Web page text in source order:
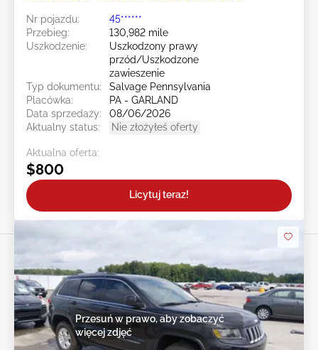
Nr pojazdu:
45******
Przebieg:
130,982 mile
Uszkodzenie:
Uszkodzony prawy
przód/Uszkodzone
zawieszenie
Typ dokumentu:
Salvage Pennsylvania
Placówka:
PA - GARLAND
Data sprzedaży:
08/06/2026
Aktualny status:
Nie złożyłeś oferty
Aktualna oferta:
$800
Licytuj teraz!
Przesuń w prawo, aby zobaczyć
więcej zdjęć